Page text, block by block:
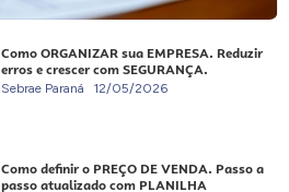
Como ORGANIZAR sua EMPRESA. Reduzir
erros e crescer com SEGURANÇA.
Sebrae Paraná 12/05/2026
Como definir o PREÇO DE VENDA. Passo a
passo atualizado com PLANILHA